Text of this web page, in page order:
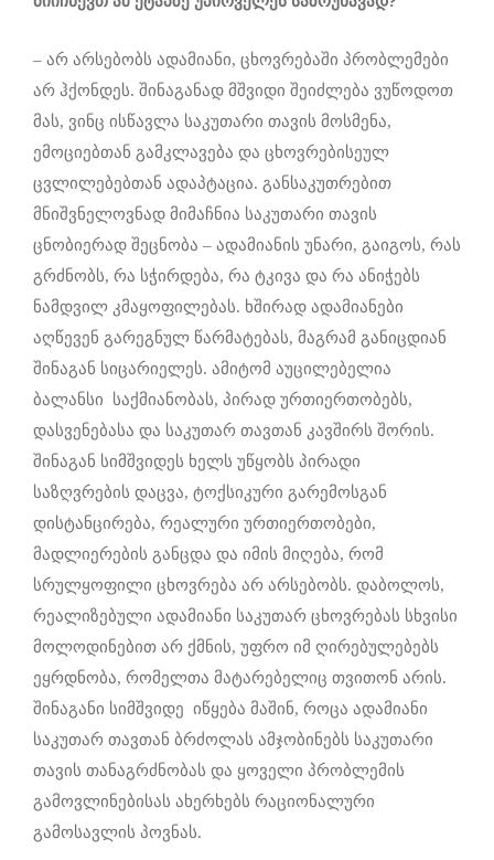
– არ არსებობს ადამიანი, ცხოვრებაში პრობლემები
არ ჰქონდეს. შინაგანად მშვიდი შეიძლება ვუწოდოთ
მას, ვინც ისწავლა საკუთარი თავის მოსმენა,
ემოციებთან გამკლავება და ცხოვრებისეულ
ცვლილებებთან ადაპტაცია. განსაკუთრებით
მნიშვნელოვნად მიმაჩნია საკუთარი თავის
ცნობიერად შეცნობა – ადამიანის უნარი, გაიგოს, რას
გრძნობს, რა სჭირდება, რა ტკივა და რა ანიჭებს
ნამდვილ კმაყოფილებას. ხშირად ადამიანები
აღწევენ გარეგნულ წარმატებას, მაგრამ განიცდიან
შინაგან სიცარიელეს. ამიტომ აუცილებელია
ბალანსი საქმიანობას, პირად ურთიერთობებს,
დასვენებასა და საკუთარ თავთან კავშირს შორის.
შინაგან სიმშვიდეს ხელს უწყობს პირადი
საზღვრების დაცვა, ტოქსიკური გარემოსგან
დისტანცირება, რეალური ურთიერთობები,
მადლიერების განცდა და იმის მიღება, რომ
სრულყოფილი ცხოვრება არ არსებობს. დაბოლოს,
რეალიზებული ადამიანი საკუთარ ცხოვრებას სხვისი
მოლოდინებით არ ქმნის, უფრო იმ ღირებულებებს
ეყრდნობა, რომელთა მატარებელიც თვითონ არის.
შინაგანი სიმშვიდე იწყება მაშინ, როცა ადამიანი
საკუთარ თავთან ბრძოლას ამჯობინებს საკუთარი
თავის თანაგრძნობას და ყოველი პრობლემის
გამოვლინებისას ახერხებს რაციონალური
გამოსავლის პოვნას.